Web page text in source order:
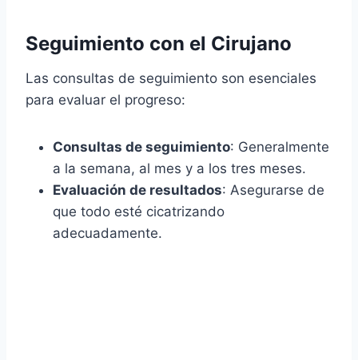
Seguimiento con el Cirujano
Las consultas de seguimiento son esenciales
para evaluar el progreso:
Consultas de seguimiento: Generalmente
a la semana, al mes y a los tres meses.
Evaluación de resultados: Asegurarse de
que todo esté cicatrizando
adecuadamente.